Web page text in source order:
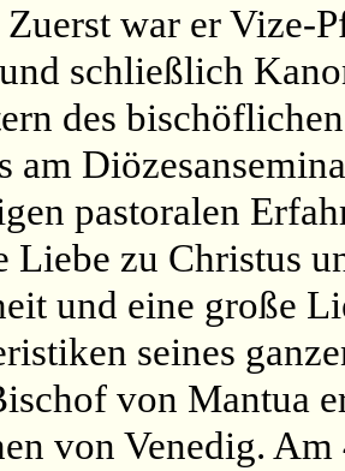
war er Vize-
schließlich
des
am
pastoralen
Liebe zu Christus
und eine große
seines
von Mantua
von Venedig.